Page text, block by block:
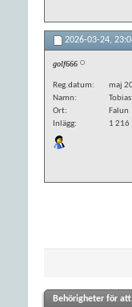
2026-03-24,
golf666
Reg.datum
maj
Namn
Ort
Falun
Inlägg
1 216
Behörigheter för